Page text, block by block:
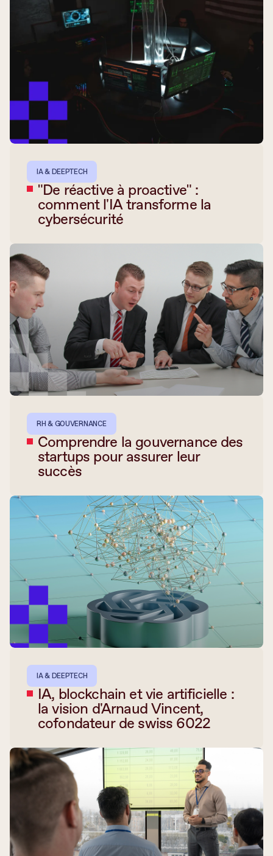
IA & DEEPTECH
"De réactive à proactive" :
comment l'IA transforme la
cybersécurité
RH & GOUVERNANCE
Comprendre la gouvernance des
startups pour assurer leur
succès
IA & DEEPTECH
IA, blockchain et vie artificielle :
la vision d'Arnaud Vincent,
cofondateur de swiss 6022